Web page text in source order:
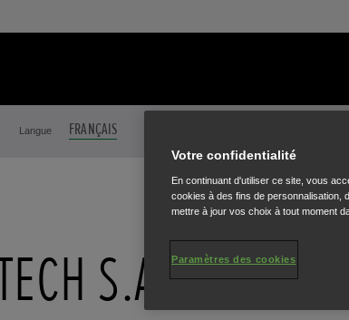
Langue FRANÇAIS
S.A.R.L
Votre confidentialité
En continuant d'utiliser ce site, vous
cookies à des fins de personnalisation,
mettre à jour vos choix à tout moment
Paramètres des cookies